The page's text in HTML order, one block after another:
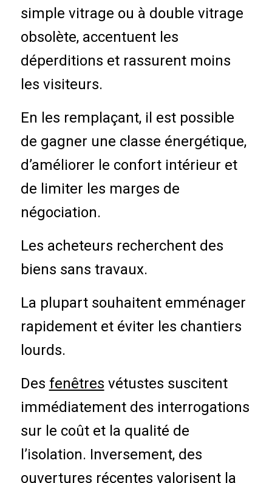
simple vitrage ou à double vitrage
obsolète, accentuent les
déperditions et rassurent moins
les visiteurs.
En les remplaçant, il est possible
de gagner une classe énergétique,
d’améliorer le confort intérieur et
de limiter les marges de
négociation.
Les acheteurs recherchent des
biens sans travaux.
La plupart souhaitent emménager
rapidement et éviter les chantiers
lourds.
Des fenêtres vétustes suscitent
immédiatement des interrogations
sur le coût et la qualité de
l’isolation. Inversement, des
ouvertures récentes valorisent la